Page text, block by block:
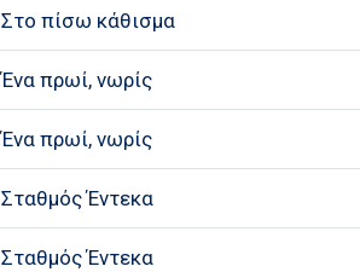
Στο πίσω κάθισμα
Ένα πρωί, νωρίς
Ένα πρωί, νωρίς
Σταθμός Έντεκα
Σταθμός Έντεκα